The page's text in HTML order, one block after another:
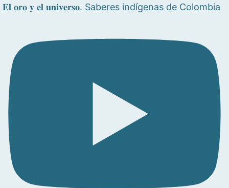
𝐄𝐥 𝐨𝐫𝐨 𝐲 𝐞𝐥 𝐮𝐧𝐢𝐯𝐞𝐫𝐬𝐨. Saberes indígenas de Colombia